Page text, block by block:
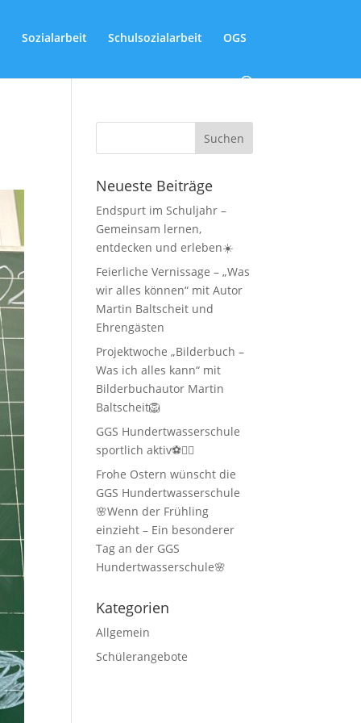
Sozialarbeit Schulsozialarbeit OGS
Neueste Beiträge
Endspurt im Schuljahr –
Gemeinsam lernen,
entdecken und erleben☀️
Feierliche Vernissage – „Was
wir alles können“ mit Autor
Martin Baltscheit und
Ehrengästen
Projektwoche „Bilderbuch –
Was ich alles kann“ mit
Bilderbuchautor Martin
Baltscheit🦁
GGS Hundertwasserschule
sportlich aktiv⚽🏃‍♂️
Frohe Ostern wünscht die
GGS Hundertwasserschule
🌸Wenn der Frühling
einzieht – Ein besonderer
Tag an der GGS
Hundertwasserschule🌸
Kategorien
Allgemein
Schülerangebote